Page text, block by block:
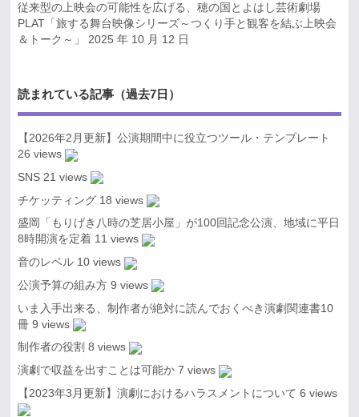
従来型の上映会の可能性を広げる、穂の国とよはし芸術劇場
PLAT「旅する舞台映像シリーズ～つくり手と観客を結ぶ上映会
＆トーク～」
2025 年 10 月 12 日
読まれている記事（過去7日）
【2026年2月更新】公演期間中に役立つツール・テンプレート
26 views
SNS 21 views
チケッティング 18 views
盛岡「もりげき八時の芝居小屋」が100回記念公演、地域に平日
8時開演を定着 11 views
音のレベル 10 views
公演予算の組み方 9 views
いま入手出来る、制作者が絶対に読んでおくべき演劇関連書10
冊 9 views
制作者の役割 8 views
演劇で収益を出すことは可能か 7 views
【2023年3月更新】演劇におけるハラスメントについて 6 views